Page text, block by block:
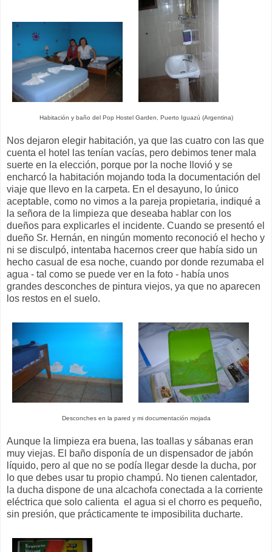
Habitación y baño del Pop Hostel Garden, Puerto Iguazú (Argentina)
Nos dejaron elegir habitación, ya que las cuatro con las que
cuenta el hotel las tenían vacías, pero debimos tener mala
suerte en la elección, porque por la noche llovió y se
encharcó la habitación mojando toda la documentación del
viaje que llevo en la carpeta. En el desayuno, lo único
aceptable, como no vimos a la pareja propietaria, indiqué a
la señora de la limpieza que deseaba hablar con los
dueños para explicarles el incidente. Cuando se presentó el
dueño Sr. Hernán, en ningún momento reconoció el hecho y
ni se disculpó, intentaba hacernos creer que había sido un
hecho casual de esa noche, cuando por donde rezumaba el
agua - tal como se puede ver en la foto - había unos
grandes desconches de pintura viejos, ya que no aparecen
los restos en el suelo.
Desconches en la pared y mi documentación mojada
Aunque la limpieza era buena, las toallas y sábanas eran
muy viejas. El baño disponía de un dispensador de jabón
líquido, pero al que no se podía llegar desde la ducha, por
lo que debes usar tu propio champú. No tienen calentador,
la ducha dispone de una alcachofa conectada a la corriente
eléctrica que solo calienta el agua si el chorro es pequeño,
sin presión, que prácticamente te imposibilita ducharte.